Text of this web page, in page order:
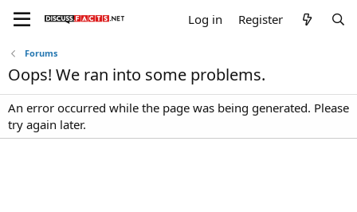
Log in Register
Forums
Oops! We ran into some problems.
An error occurred while the page was being generated. Please
try again later.